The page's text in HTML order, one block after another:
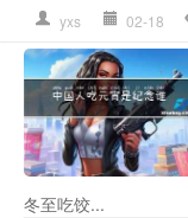
yxs 02-18
冬至吃饺...